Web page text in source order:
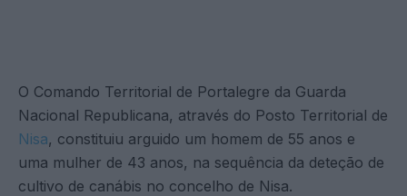
O Comando Territorial de Portalegre da Guarda
Nacional Republicana, através do Posto Territorial de
Nisa, constituiu arguido um homem de 55 anos e
uma mulher de 43 anos, na sequência da deteção de
cultivo de canábis no concelho de Nisa.